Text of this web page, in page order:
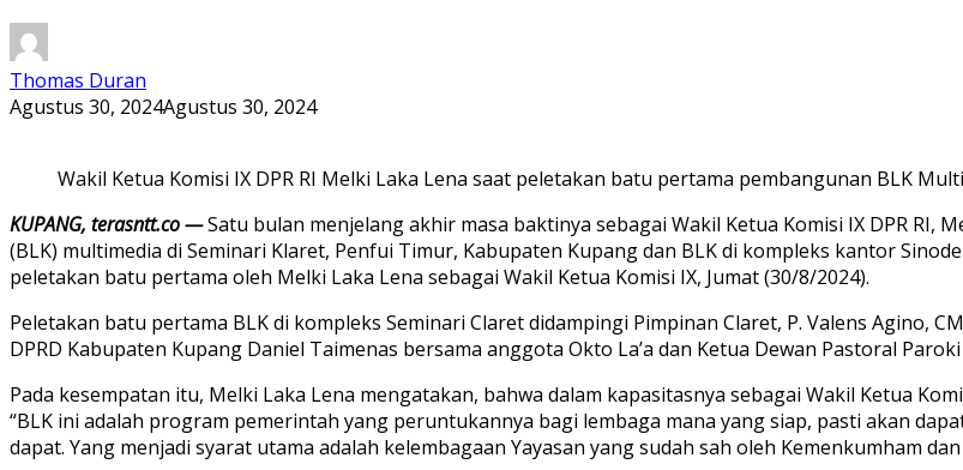
Thomas Duran
Agustus 30, 2024Agustus 30, 2024
Wakil Ketua Komisi IX DPR RI Melki Laka Lena saat peletakan batu pertama pembangunan BLK
KUPANG, terasntt.co —Satu bulan menjelang akhir masa baktinya sebagai Wakil Ketua Komisi IX DPR RI,
(BLK) multimedia di Seminari Klaret, Penfui Timur, Kabupaten Kupang dan BLK di kompleks kantor
peletakan batu pertama oleh Melki Laka Lena sebagai Wakil Ketua Komisi IX, Jumat (30/8/2024).
Peletakan batu pertama BLK di kompleks Seminari Claret didampingi Pimpinan Claret, P. Valens Agino,
DPRD Kabupaten Kupang Daniel Taimenas bersama anggota Okto La’a dan Ketua Dewan Pastoral
Pada kesempatan itu, Melki Laka Lena mengatakan, bahwa dalam kapasitasnya sebagai Wakil Ketua
“BLK ini adalah program pemerintah yang peruntukannya bagi lembaga mana yang siap, pasti akan
dapat. Yang menjadi syarat utama adalah kelembagaan Yayasan yang sudah sah oleh Kemenkumham